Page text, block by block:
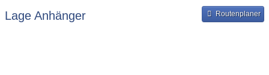
Bereitstellung und Rückgabe des Anhängers
Lage Anhänger Routenplaner